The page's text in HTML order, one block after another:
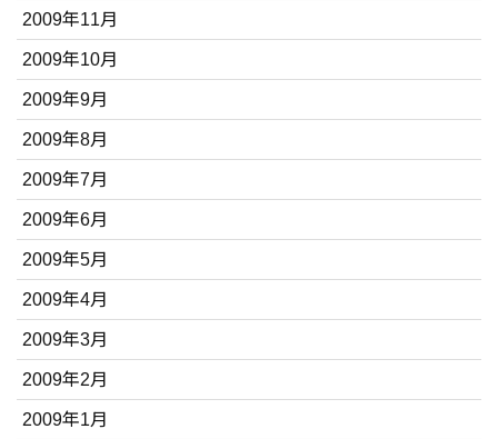
2009年11月
2009年10月
2009年9月
2009年8月
2009年7月
2009年6月
2009年5月
2009年4月
2009年3月
2009年2月
2009年1月